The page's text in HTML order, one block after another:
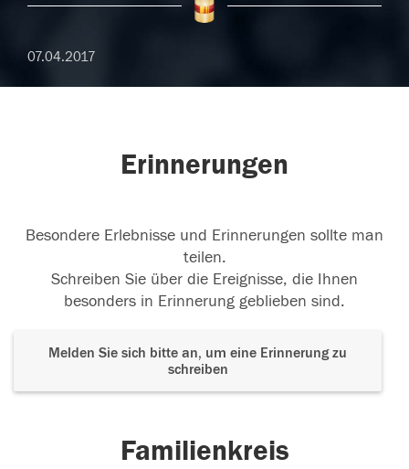
07.04.2017
Erinnerungen
Besondere Erlebnisse und Erinnerungen sollte man
teilen.
Schreiben Sie über die Ereignisse, die Ihnen
besonders in Erinnerung geblieben sind.
Melden Sie sich bitte an, um eine Erinnerung zu
schreiben
Familienkreis